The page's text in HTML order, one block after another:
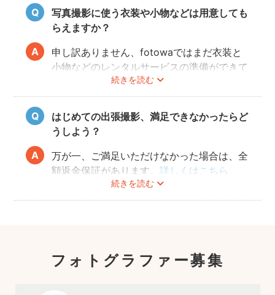
フォトグラファーの都合により、ご希望の変
更日に対応できないこともありますので、あ
めることをオススメいたします。
写真撮影に使う衣装や小物などは用意しても
らえますか？
続きを読む
申し訳ありません、fotowaではまだ衣装と
小物などのレンタルサービスの準備ができて
おりませんので、お客様ご自身にご用意をお
願いしております。
はじめての出張撮影、満足できなかったらど
うしよう？
続きを読む
万が一、ご満足いただけなかった場合は、全
額返金保証があります。詳しくはこちら
フォトグラファー募集